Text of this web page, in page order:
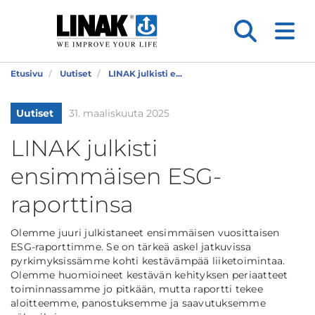
Etusivu Uutiset LINAK julkisti e...
Uutiset 31. maaliskuuta 2025
LINAK julkisti
ensimmäisen ESG-
raporttinsa
Olemme juuri julkistaneet ensimmäisen vuosittaisen
ESG-raporttimme. Se on tärkeä askel jatkuvissa
pyrkimyksissämme kohti kestävämpää liiketoimintaa.
Olemme huomioineet kestävän kehityksen periaatteet
toiminnassamme jo pitkään, mutta raportti tekee
aloitteemme, panostuksemme ja saavutuksemme